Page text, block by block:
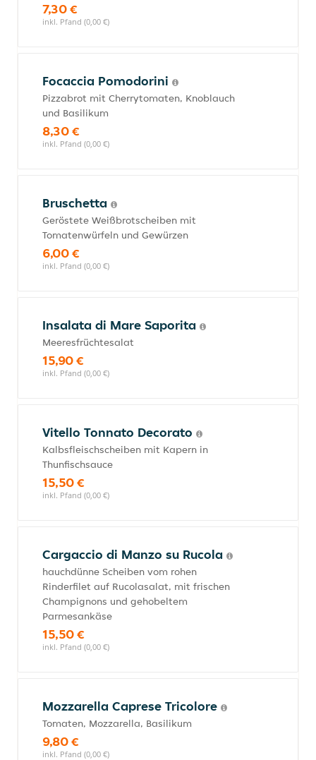
7,30 €
inkl. Pfand (0,00 €)
Focaccia Pomodorini
Pizzabrot mit Cherrytomaten, Knoblauch
und Basilikum
8,30 €
inkl. Pfand (0,00 €)
Bruschetta
Geröstete Weißbrotscheiben mit
Tomatenwürfeln und Gewürzen
6,00 €
inkl. Pfand (0,00 €)
Insalata di Mare Saporita
Meeresfrüchtesalat
15,90 €
inkl. Pfand (0,00 €)
Vitello Tonnato Decorato
Kalbsfleischscheiben mit Kapern in
Thunfischsauce
15,50 €
inkl. Pfand (0,00 €)
Cargaccio di Manzo su Rucola
hauchdünne Scheiben vom rohen
Rinderfilet auf Rucolasalat, mit frischen
Champignons und gehobeltem
Parmesankäse
15,50 €
inkl. Pfand (0,00 €)
Mozzarella Caprese Tricolore
Tomaten, Mozzarella, Basilikum
9,80 €
inkl. Pfand (0,00 €)